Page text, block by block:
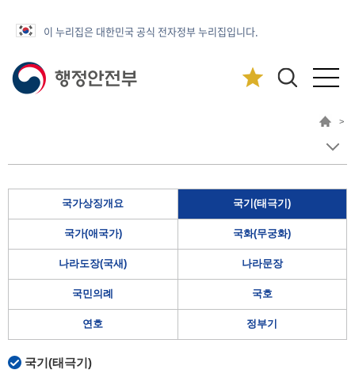
이 누리집은 대한민국 공식 전자정부 누리집입니다.
>
국가상징개요 국기(태극기)
국가(애국가) 국화(무궁화)
나라도장(국새) 나라문장
국민의례 국호
연호 정부기
국기(태극기)